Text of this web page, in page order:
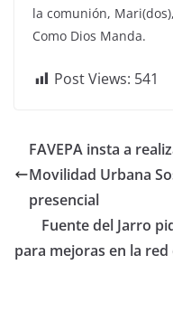
la comunión,
Como Dios Manda.
Post Views: 541
FAVEPA insta a
Movilidad Urbana
presencial
Fuente del Jarro
para mejoras en la